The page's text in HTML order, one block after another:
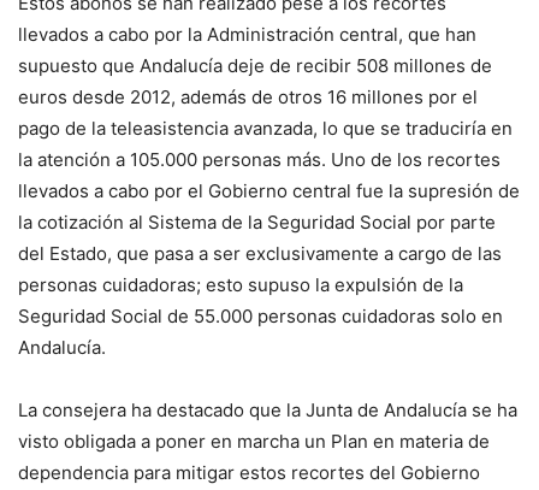
llevados a cabo por la Administración central, que han
supuesto que Andalucía deje de recibir 508 millones de
euros desde 2012, además de otros 16 millones por el
pago de la teleasistencia avanzada, lo que se traduciría en
la atención a 105.000 personas más. Uno de los recortes
llevados a cabo por el Gobierno central fue la supresión de
la cotización al Sistema de la Seguridad Social por parte
del Estado, que pasa a ser exclusivamente a cargo de las
personas cuidadoras; esto supuso la expulsión de la
Seguridad Social de 55.000 personas cuidadoras solo en
Andalucía.
La consejera ha destacado que la Junta de Andalucía se ha
visto obligada a poner en marcha un Plan en materia de
dependencia para mitigar estos recortes del Gobierno